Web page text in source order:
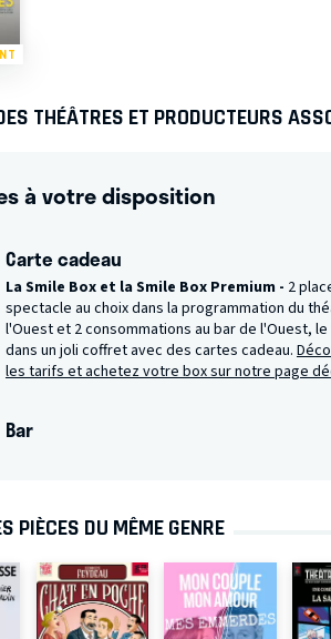
THÉÂTRES ET PRODUCTEURS
à votre disposition
Carte cadeau
La Smile Box et la Smile Box Premium - 2
spectacle au choix dans la programmation du
l'Ouest et 2 consommations au bar de l'Ouest,
dans un joli coffret avec des cartes cadeau.
les tarifs et achetez votre box sur notre page
Bar
PIÈCES DU MÊME GENRE